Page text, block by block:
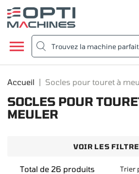

Accueil Socles pour touret à
SOCLES POUR
MEULER
VOIR LES
Trier
Total de 26 produits